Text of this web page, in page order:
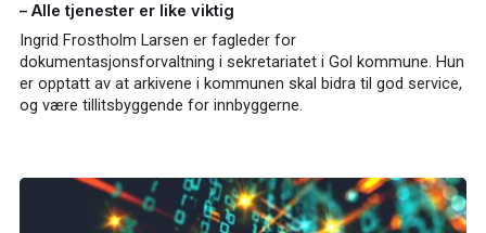
– Alle tjenester er like viktig
Ingrid Frostholm Larsen er fagleder for
dokumentasjonsforvaltning i sekretariatet i Gol kommune. Hun
er opptatt av at arkivene i kommunen skal bidra til god service,
og være tillitsbyggende for innbyggerne.